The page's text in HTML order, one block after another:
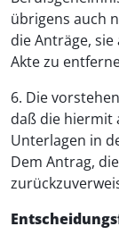
übrigens auch
die Anträge,
Akte zu
6. Die
daß die hiermit
Unterlagen in
Dem Antrag,